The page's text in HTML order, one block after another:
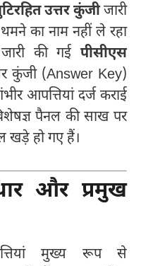
उत्तर कुंजीजारी
का नाम नहीं ले रहा
की गई पीसीएस
कुंजी (Answer Key)
आपत्तियां दर्ज कराई
पैनल की साख पर
खड़े हो गए हैं।
और प्रमुख
मुख्य रूप से